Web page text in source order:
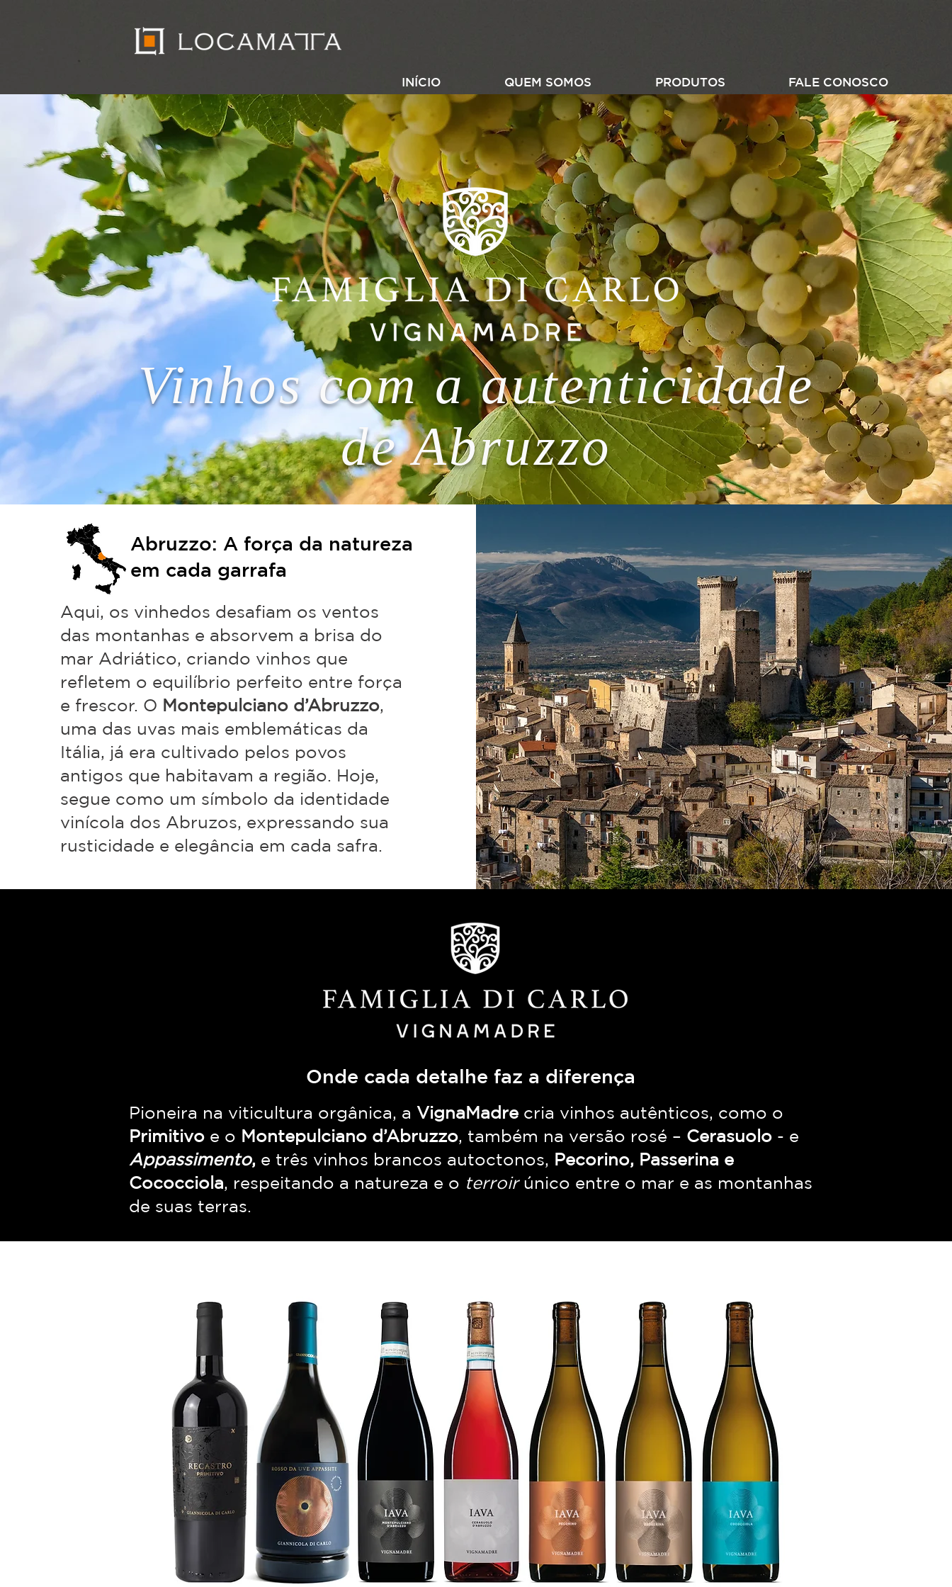
INÍCIO QUEM SOMOS PRODUTOS FALE CONOSCO
Vinhos com a autenticidade
de Abruzzo
Abruzzo: A força da natureza
em cada garrafa
Aqui, os vinhedos desafiam os ventos
das montanhas e absorvem a brisa do
mar Adriático, criando vinhos que
refletem o equilíbrio perfeito entre força
e frescor. O Montepulciano d’Abruzzo,
uma das uvas mais emblemáticas da
Itália, já era cultivado pelos povos
antigos que habitavam a região. Hoje,
segue como um símbolo da identidade
vinícola dos Abruzos, expressando sua
rusticidade e elegância em cada safra.
Onde cada detalhe faz a diferença
Pioneira na viticultura orgânica, a VignaMadre cria vinhos autênticos, como o
Primitivo e o Montepulciano d’Abruzzo, também na versão rosé – Cerasuolo - e
Appassimento, e três vinhos brancos autoctonos, Pecorino, Passerina e
Cococciola, respeitando a natureza e o terroirúnico entre o mar e as montanhas
de suas terras.